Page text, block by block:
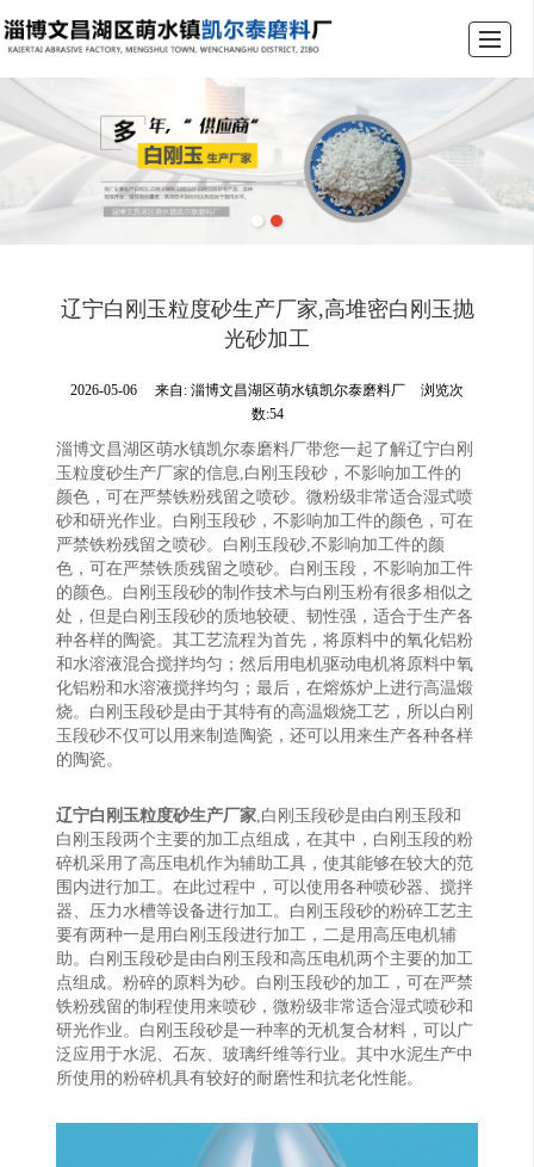
首页
辽宁白刚玉粒度砂生产厂家,高堆密白刚玉抛
光砂加工
2026-05-06 来自:淄博文昌湖区萌水镇凯尔泰磨料厂
浏览次
数:54
淄博文昌湖区萌水镇凯尔泰磨料厂带您一起了解辽宁白刚
玉粒度砂生产厂家的信息,白刚玉段砂，不影响加工件的
颜色，可在严禁铁粉残留之喷砂。微粉级非常适合湿式喷
砂和研光作业。白刚玉段砂，不影响加工件的颜色，可在
严禁铁粉残留之喷砂。白刚玉段砂,不影响加工件的颜
色，可在严禁铁质残留之喷砂。白刚玉段，不影响加工件
的颜色。白刚玉段砂的制作技术与白刚玉粉有很多相似之
处，但是白刚玉段砂的质地较硬、韧性强，适合于生产各
种各样的陶瓷。其工艺流程为首先，将原料中的氧化铝粉
和水溶液混合搅拌均匀；然后用电机驱动电机将原料中氧
化铝粉和水溶液搅拌均匀；最后，在熔炼炉上进行高温煅
烧。白刚玉段砂是由于其特有的高温煅烧工艺，所以白刚
玉段砂不仅可以用来制造陶瓷，还可以用来生产各种各样
的陶瓷。
辽宁白刚玉粒度砂生产厂家,白刚玉段砂是由白刚玉段和
白刚玉段两个主要的加工点组成，在其中，白刚玉段的粉
碎机采用了高压电机作为辅助工具，使其能够在较大的范
围内进行加工。在此过程中，可以使用各种喷砂器、搅拌
器、压力水槽等设备进行加工。白刚玉段砂的粉碎工艺主
要有两种一是用白刚玉段进行加工，二是用高压电机辅
助。白刚玉段砂是由白刚玉段和高压电机两个主要的加工
点组成。粉碎的原料为砂。白刚玉段砂的加工，可在严禁
铁粉残留的制程使用来喷砂，微粉级非常适合湿式喷砂和
研光作业。白刚玉段砂是一种率的无机复合材料，可以广
泛应用于水泥、石灰、玻璃纤维等行业。其中水泥生产中
所使用的粉碎机具有较好的耐磨性和抗老化性能。